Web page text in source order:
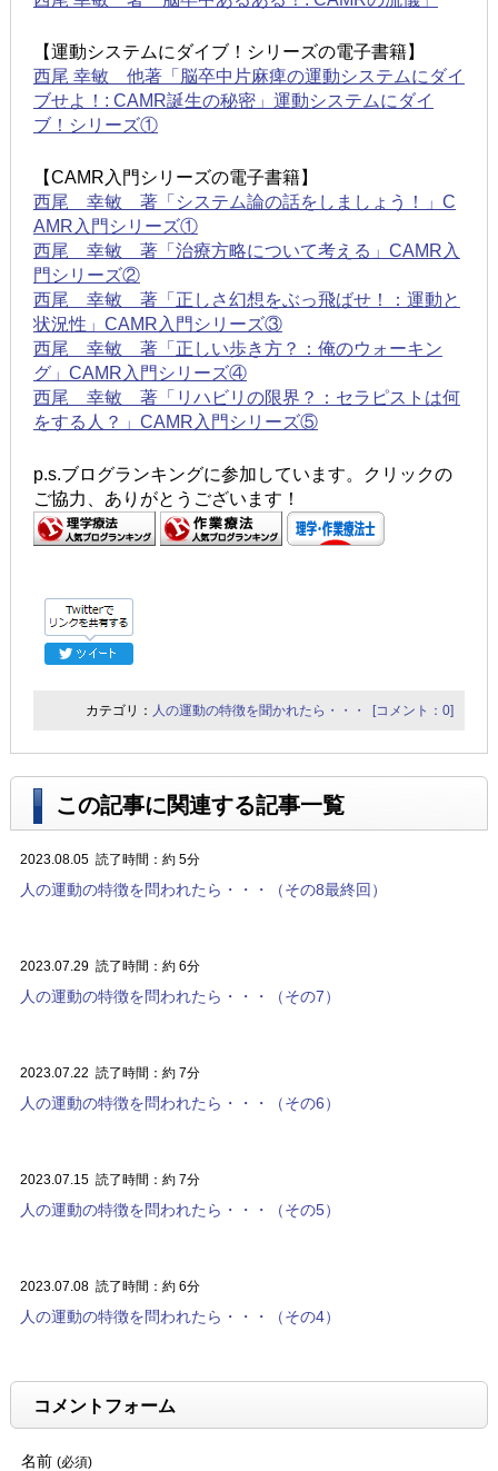
【運動システムにダイブ！シリーズの電子書籍】
西尾 幸敏 他著「脳卒中片麻痺の運動システムにダイ
ブせよ！: CAMR誕生の秘密」運動システムにダイ
ブ！シリーズ①
【CAMR入門シリーズの電子書籍】
西尾 幸敏 著「システム論の話をしましょう！」C
AMR入門シリーズ①
西尾 幸敏 著「治療方略について考える」CAMR入
門シリーズ②
西尾 幸敏 著「正しさ幻想をぶっ飛ばせ！：運動と
状況性」CAMR入門シリーズ③
西尾 幸敏 著「正しい歩き方？：俺のウォーキン
グ」CAMR入門シリーズ④
西尾 幸敏 著「リハビリの限界？：セラピストは何
をする人？」CAMR入門シリーズ⑤
p.s.ブログランキングに参加しています。クリックの
ご協力、ありがとうございます！
カテゴリ： 人の運動の特徴を聞かれたら・・・ [コメント：0]
この記事に関連する記事一覧
2023.08.05 読了時間：約 5分
人の運動の特徴を問われたら・・・（その8最終回）
2023.07.29 読了時間：約 6分
人の運動の特徴を問われたら・・・（その7）
2023.07.22 読了時間：約 7分
人の運動の特徴を問われたら・・・（その6）
2023.07.15 読了時間：約 7分
人の運動の特徴を問われたら・・・（その5）
2023.07.08 読了時間：約 6分
人の運動の特徴を問われたら・・・（その4）
コメントフォーム
名前 (必須)